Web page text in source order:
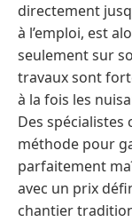
directement
à l’emploi, est
seulement sur
travaux sont
à la fois les
Des spécialistes
méthode pour
parfaitement
avec un prix
chantier